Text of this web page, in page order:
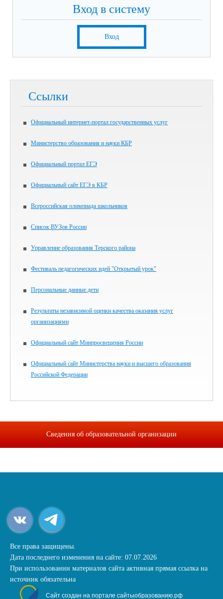
Вход в систему
Вход
Ссылки
Официальный интернет-портал государственных услуг
Министерство образования и науки КБР
Официальный портал ЕГЭ
Официальный сайт ЕГЭ в КБР
Всероссийская олимпиада школьников
Список ВУЗов России
Управление образования Терского района
Фестиваль педагогических идей "Открытый урок"
Персональные данные.дети
Результаты независимой оценки качества оказания услуг
организациями
Официальный сайт Минпросвещения России
Официальный сайт Министерства науки и высшего образования
Российской Федерации
Сведения об образовательной организации
Все права защищены.
Дата последнего изменения на сайте: 07.07.2026
При использовании материалов сайта активная прямая ссылка на
источник обязательна
Сайт создан на портале сайтыобразованию.рф